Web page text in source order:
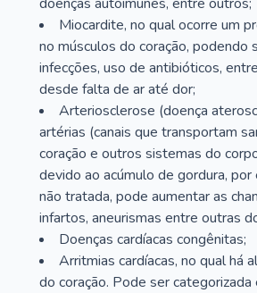
Miocardite, no qual ocorre um
no músculos do coração, podendo
infecções, uso de antibióticos,
desde falta de ar até dor;
Arteriosclerose (doença
artérias (canais que transportam
coração e outros sistemas do
devido ao acúmulo de gordura,
não tratada, pode aumentar as
infartos, aneurismas entre outras
Doenças cardíacas congênitas;
Arritmias cardíacas, no qual há
do coração. Pode ser categorizada